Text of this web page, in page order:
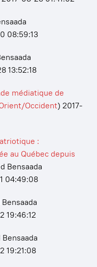
08:59:13
13:52:18
médiatique de
Occident) 2017-
:
au Québec depuis
Bensaada
04:49:08
19:46:12
19:21:08